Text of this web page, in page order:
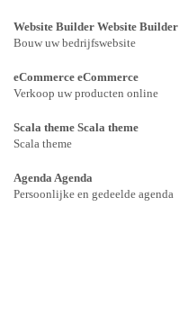
Website Builder Website Builder
Bouw uw bedrijfswebsite
eCommerce eCommerce
Verkoop uw producten online
Scala theme Scala theme
Scala theme
Agenda Agenda
Persoonlijke en gedeelde agenda